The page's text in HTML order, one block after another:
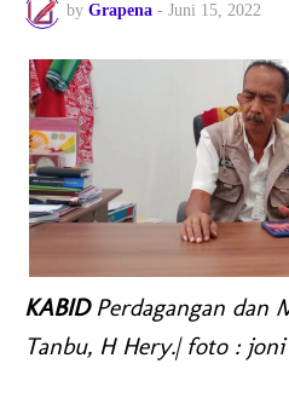
by Grapena - Juni 15, 2022
KABIDPerdagangan dan
Tanbu, H Hery.| foto : joni